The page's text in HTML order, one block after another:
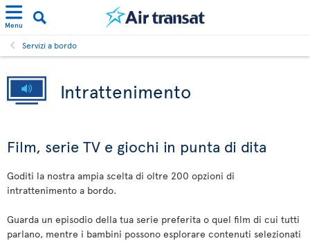
Menu
Servizi a bordo
Intrattenimento
Film, serie TV e giochi in punta di dita
Goditi la nostra ampia scelta di oltre 200 opzioni di
intrattenimento a bordo.
Guarda un episodio della tua serie preferita o quel film di cui tutti
parlano, mentre i bambini possono esplorare contenuti selezionati